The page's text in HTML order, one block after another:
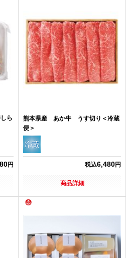
ら
円
熊本県産 あか牛 うす切り＜冷蔵
便＞
税込6,480円
商品詳細